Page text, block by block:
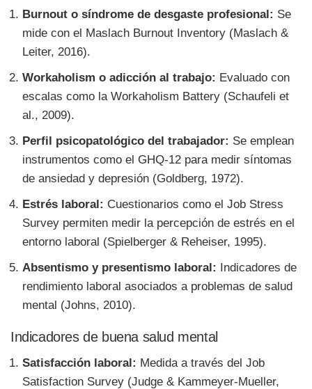
Burnout o síndrome de desgaste profesional: Se
mide con el Maslach Burnout Inventory (Maslach &
Leiter, 2016).
Workaholism o adicción al trabajo: Evaluado con
escalas como la Workaholism Battery (Schaufeli et
al., 2009).
Perfil psicopatológico del trabajador: Se emplean
instrumentos como el GHQ-12 para medir síntomas
de ansiedad y depresión (Goldberg, 1972).
Estrés laboral: Cuestionarios como el Job Stress
Survey permiten medir la percepción de estrés en el
entorno laboral (Spielberger & Reheiser, 1995).
Absentismo y presentismo laboral: Indicadores de
rendimiento laboral asociados a problemas de salud
mental (Johns, 2010).
Indicadores de buena salud mental
Satisfacción laboral: Medida a través del Job
Satisfaction Survey (Judge & Kammeyer-Mueller,